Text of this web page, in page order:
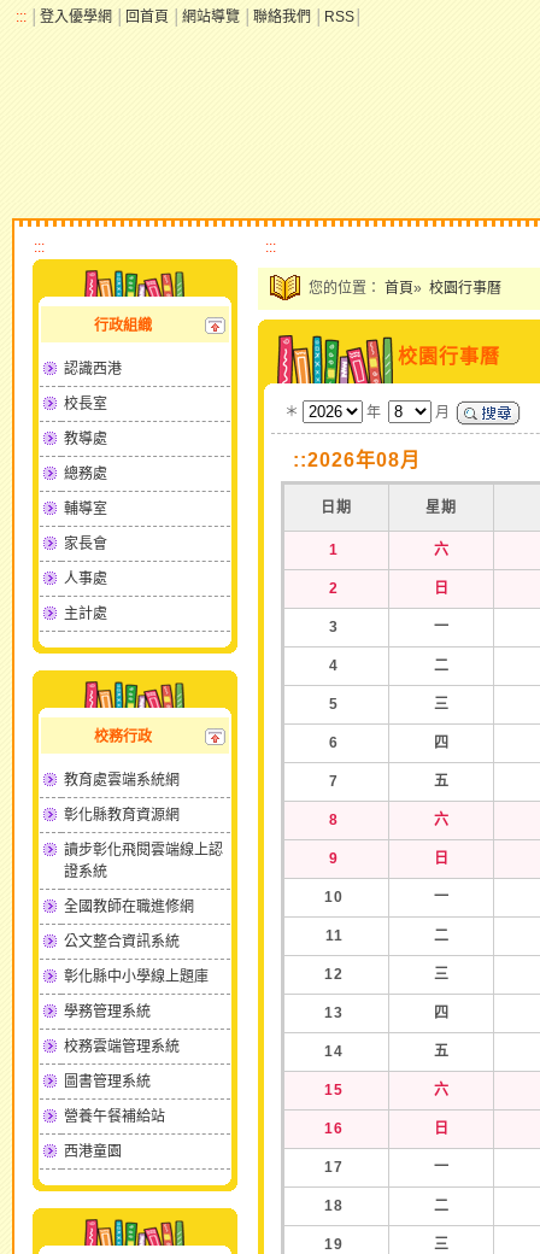
::: 登入優學網 回首頁 網站導覽 聯絡我們 RSS
:::
行政組織
認識西港
校長室
教導處
總務處
輔導室
家長會
人事處
主計處
校務行政
教育處雲端系統網
彰化縣教育資源網
讀步彰化飛閱雲端線上認
證系統
全國教師在職進修網
公文整合資訊系統
彰化縣中小學線上題庫
學務管理系統
校務雲端管理系統
圖書管理系統
營養午餐補給站
西港童園
:::
您的位置： 首頁» 校園行事曆
校園行事曆
＊ 年 月
::2026年08月
日期 星期
1 六
2 日
3 一
4 二
5 三
6 四
7 五
8 六
9 日
10 一
11 二
12 三
13 四
14 五
15 六
16 日
17 一
18 二
19 三